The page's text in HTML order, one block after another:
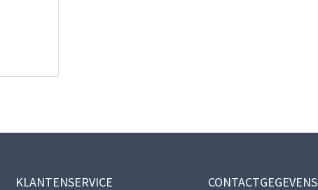
KLANTENSERVICE CONTACTGEGEVENS